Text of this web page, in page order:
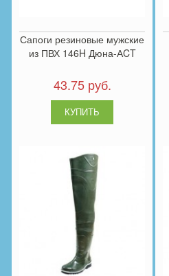
Сапоги резиновые мужские
из ПВХ 146H Дюна-АCT
43.75 руб.